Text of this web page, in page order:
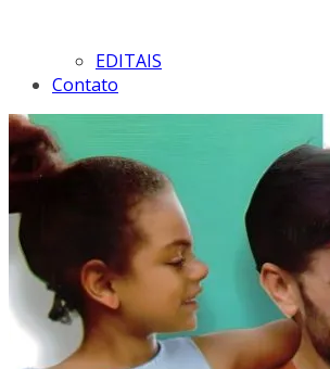
EDITAIS
Contato